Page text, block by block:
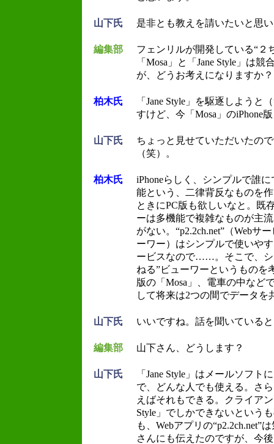
山下氏 是非とも教えを請いたいと思
編集部
フェンリルが開発している“２
「Mosa」と「Jane Style」は
が、どうお考えになりますか？
柏木氏
「Jane Style」を駆逐しよう
すけど、今「Mosa」のiPhone
山下氏
ちょっと見せていただいたの
（笑）。
柏木氏
iPhoneらしく、シンプルで誰
能という、二律背反なものを
ときにPC版も欲しいなと。既
ーは多機能で複雑なものが主
がない。“p2.2ch.net”（Webサ
ーワー）はシンプルで使いや
ービスなので……。そこで、シ
ねる”ビューワーというものを
版の「Mosa」、電車の中など
して将来は2つの間でデータを
山下氏 いいですね。話を聞いている
編集部 山下さん、どうします？
山下氏
「Jane Style」はメールソフト
で、どんな人でも使える。さ
えばそれもできる。クライア
Style」でしかできないという
も、Webアプリの“p2.2ch.net”
さんにも伝えたのですが、今